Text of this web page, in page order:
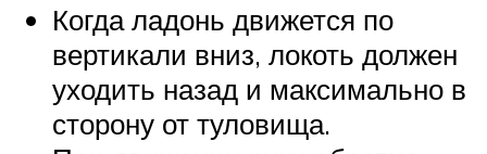
Когда ладонь движется по
вертикали вниз, локоть должен
уходить назад и максимально в
сторону от туловища.